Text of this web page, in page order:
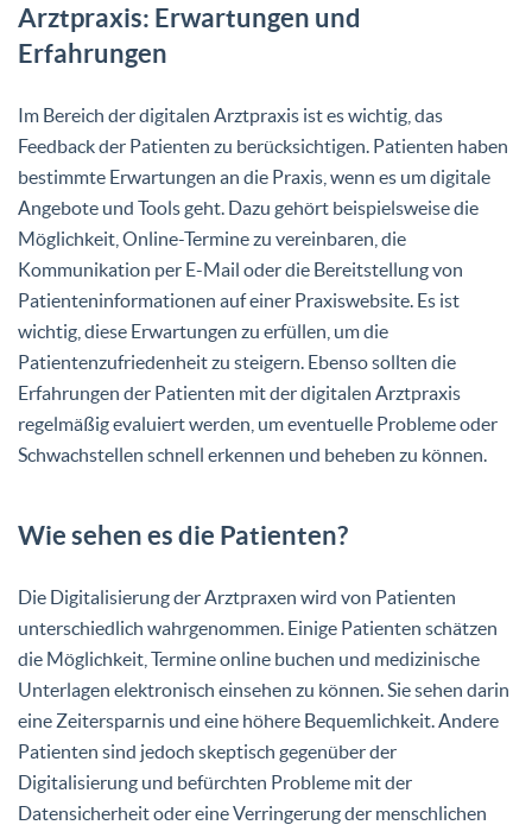
Arztpraxis: Erwartungen und
Erfahrungen
Im Bereich der digitalen Arztpraxis ist es wichtig, das
Feedback der Patienten zu berücksichtigen. Patienten haben
bestimmte Erwartungen an die Praxis, wenn es um digitale
Angebote und Tools geht. Dazu gehört beispielsweise die
Möglichkeit, Online-Termine zu vereinbaren, die
Kommunikation per E-Mail oder die Bereitstellung von
Patienteninformationen auf einer Praxiswebsite. Es ist
wichtig, diese Erwartungen zu erfüllen, um die
Patientenzufriedenheit zu steigern. Ebenso sollten die
Erfahrungen der Patienten mit der digitalen Arztpraxis
regelmäßig evaluiert werden, um eventuelle Probleme oder
Schwachstellen schnell erkennen und beheben zu können.
Wie sehen es die Patienten?
Die Digitalisierung der Arztpraxen wird von Patienten
unterschiedlich wahrgenommen. Einige Patienten schätzen
die Möglichkeit, Termine online buchen und medizinische
Unterlagen elektronisch einsehen zu können. Sie sehen darin
eine Zeitersparnis und eine höhere Bequemlichkeit. Andere
Patienten sind jedoch skeptisch gegenüber der
Digitalisierung und befürchten Probleme mit der
Datensicherheit oder eine Verringerung der menschlichen